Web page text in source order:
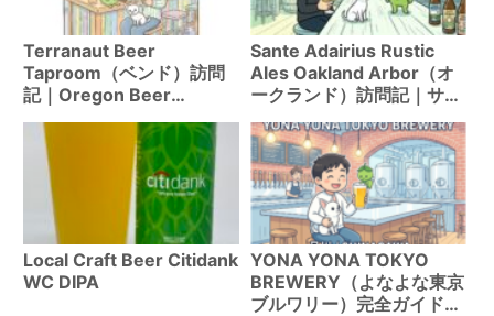
Terranaut Beer
Taproom（ベンド）訪問
記｜Oregon Beer
Awards最優秀小規模ブル
ワリー
Sante Adairius Rustic
Ales Oakland Arbor（オ
ークランド）訪問記｜サイ
ゾン聖地
Local Craft Beer Citidank
WC DIPA
YONA YONA TOKYO
BREWERY（よなよな東京
ブルワリー）完全ガイド｜